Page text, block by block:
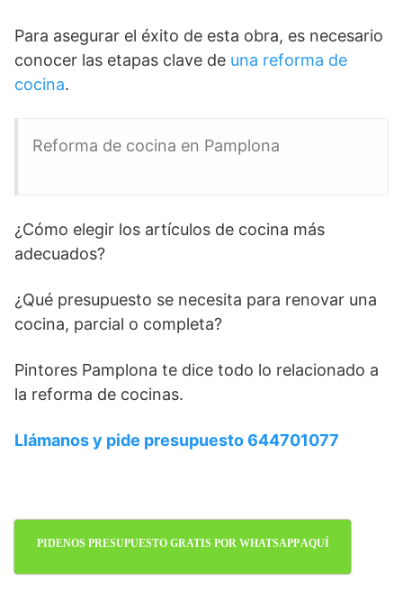
Para asegurar el éxito de esta obra, es necesario
conocer las etapas clave de una reforma de
cocina.
Reforma de cocina en Pamplona
¿Cómo elegir los artículos de cocina más
adecuados?
¿Qué presupuesto se necesita para renovar una
cocina, parcial o completa?
Pintores Pamplona te dice todo lo relacionado a
la reforma de cocinas.
Llámanos y pide presupuesto 644701077
PIDENOS PRESUPUESTO GRATIS POR WHATSAPP AQUÍ